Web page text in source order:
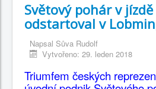
Světový pohár v
odstartoval v
Napsal Sůva Rudolf
Vytvořeno: 29. leden 2018
Triumfem českých